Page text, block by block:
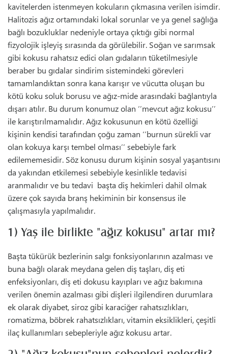
kavitelerden istenmeyen kokuların çıkmasına verilen isimdir.
Halitozis ağız ortamındaki lokal sorunlar ve ya genel sağlığa
bağlı bozukluklar nedeniyle ortaya çıktığı gibi normal
fizyolojik işleyiş sırasında da görülebilir. Soğan ve sarımsak
gibi kokusu rahatsız edici olan gıdaların tüketilmesiyle
beraber bu gıdalar sindirim sistemindeki görevleri
tamamlandıktan sonra kana karışır ve vücutta oluşan bu
kötü koku soluk borusu ve ağız-mide arasındaki bağlantıyla
dışarı atılır. Bu durum konumuz olan ‘’mevcut ağız kokusu’’
ile karıştırılmamalıdır. Ağız kokusunun en kötü özelliği
kişinin kendisi tarafından çoğu zaman ‘’burnun sürekli var
olan kokuya karşı tembel olması’’ sebebiyle fark
edilememesidir. Söz konusu durum kişinin sosyal yaşantısını
da yakından etkilemesi sebebiyle kesinlikle tedavisi
aranmalıdır ve bu tedavi başta diş hekimleri dahil olmak
üzere çok sayıda branş hekiminin bir konsensus ile
çalışmasıyla yapılmalıdır.
1) Yaş ile birlikte "ağız kokusu" artar mı?
Başta tükürük bezlerinin salgı fonksiyonlarının azalması ve
buna bağlı olarak meydana gelen diş taşları, diş eti
enfeksiyonları, diş eti dokusu kayıpları ve ağız bakımına
verilen önemin azalması gibi dişleri ilgilendiren durumlara
ek olarak diyabet, siroz gibi karaciğer rahatsızlıkları,
romatizma, böbrek rahatsızlıkları, vitamin eksiklikleri, çeşitli
ilaç kullanımları sebepleriyle ağız kokusu artar.